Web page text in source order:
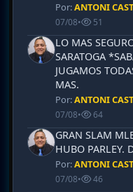
Por:ANTONI
07/08• 51
LO MAS
SARATOGA
JUGAMOS
MAS.
Por:ANTONI
07/08• 64
GRAN SLAM
HUBO PARLEY.
Por:ANTONI
07/08• 46